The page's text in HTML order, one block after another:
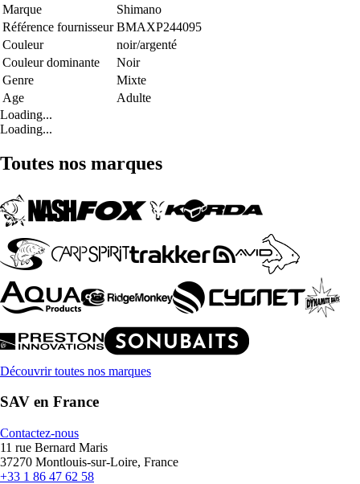
Marque
Shimano
Référence fournisseur BMAXP244095
Couleur
noir/argenté
Couleur dominante
Noir
Genre
Mixte
Age
Adulte
Loading...
Loading...
Toutes nos marques
Découvrir toutes nos marques
SAV en France
Contactez-nous
11 rue Bernard Maris
37270 Montlouis-sur-Loire, France
+33 1 86 47 62 58